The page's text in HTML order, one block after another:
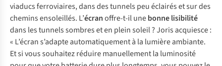
viaducs ferroviaires, dans des tunnels peu éclairés et sur des
chemins ensoleillés. L’écranoffre-t-il unebonnelisibilité
dans les tunnels sombres et en plein soleil ? Joris acquiesce :
« L’écran s’adapte automatiquement à la lumière ambiante.
Et si vous souhaitez réduire manuellement la luminosité